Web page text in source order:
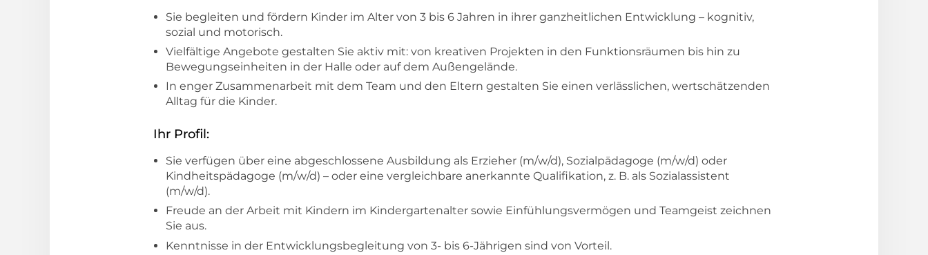
Sie begleiten und fördern Kinder im Alter von 3 bis 6 Jahren in ihrer ganzheitlichen Entwicklung – kognitiv,
sozial und motorisch.
Vielfältige Angebote gestalten Sie aktiv mit: von kreativen Projekten in den Funktionsräumen bis hin zu
Bewegungseinheiten in der Halle oder auf dem Außengelände.
In enger Zusammenarbeit mit dem Team und den Eltern gestalten Sie einen verlässlichen, wertschätzenden
Alltag für die Kinder.
Ihr Profil:
Sie verfügen über eine abgeschlossene Ausbildung als Erzieher (m/w/d), Sozialpädagoge (m/w/d) oder
Kindheitspädagoge (m/w/d) – oder eine vergleichbare anerkannte Qualifikation, z. B. als Sozialassistent
(m/w/d).
Freude an der Arbeit mit Kindern im Kindergartenalter sowie Einfühlungsvermögen und Teamgeist zeichnen
Sie aus.
Kenntnisse in der Entwicklungsbegleitung von 3- bis 6-Jährigen sind von Vorteil.